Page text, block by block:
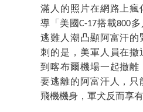
滿人的照片在網路上瘋
導「美國C-17搭載800
逃難人潮凸顯阿富汗的
刺的是，美軍人員在撤
到喀布爾機場一起撤離
要逃離的阿富汗人，只
飛機機身，軍犬反而享有